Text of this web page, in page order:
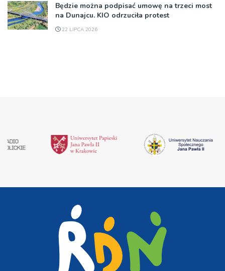
Będzie można podpisać umowę na trzeci most
na Dunajcu. KIO odrzuciła protest
22 LIPCA 2026